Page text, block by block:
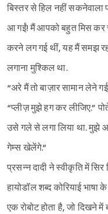
बिस्तर से हिल नहीं सकनेवाला
आ गईं! मैं आपको बहुत मिस कर
करने लग गई थीं, यह मैं समझ
लगाना मुश्किल था.
“अरे मैं तो बाज़ार सामान लेने
“प्लीज़ मुझे हग कर लीजिए.”
उसे गले से लगा लिया था. मुझे
गेम्स खेलेंगे.”
प्रसन्न दादी ने स्वीकृति में सिर
हायोडॉल शब्द कोरियाई
एक रोबोट होता है, जो दिखने